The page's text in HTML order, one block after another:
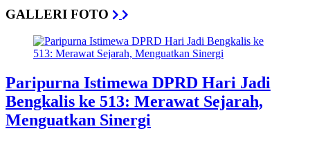
GALLERI FOTO
Paripurna Istimewa DPRD Hari Jadi
Bengkalis ke 513: Merawat Sejarah,
Menguatkan Sinergi